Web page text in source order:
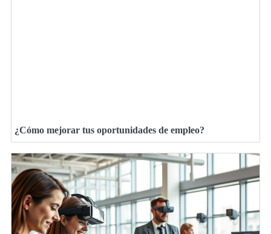
¿Cómo mejorar tus oportunidades de empleo?